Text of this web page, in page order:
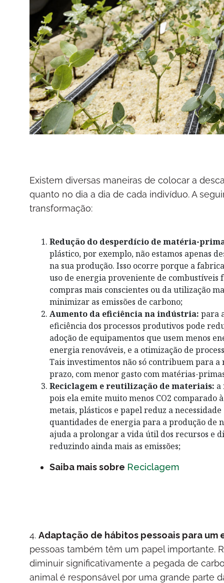
Existem diversas maneiras de colocar a
quanto no dia a dia de cada indivíduo. A
transformação:
Redução do desperdício de matéria-
plástico, por exemplo, não estamos apenas
na sua produção. Isso ocorre porque a
uso de energia proveniente de combustíveis
compras mais conscientes ou da utilização
minimizar as emissões de carbono;
Aumento da eficiência na indústria: para
eficiência dos processos produtivos pode
adoção de equipamentos que usem menos
energia renováveis, e a otimização de
Tais investimentos não só contribuem para
prazo, com menor gasto com matérias-
Reciclagem e reutilização de materiais: a
pois ela emite muito menos CO2 comparado
metais, plásticos e papel reduz a
quantidades de energia para a produção de
ajuda a prolongar a vida útil dos recursos e
reduzindo ainda mais as emissões;
Saiba mais sobre Reciclagem
4. Adaptação de hábitos pessoais para um
pessoas também têm um papel importante.
diminuir significativamente a pegada de
animal é responsável por uma grande parte